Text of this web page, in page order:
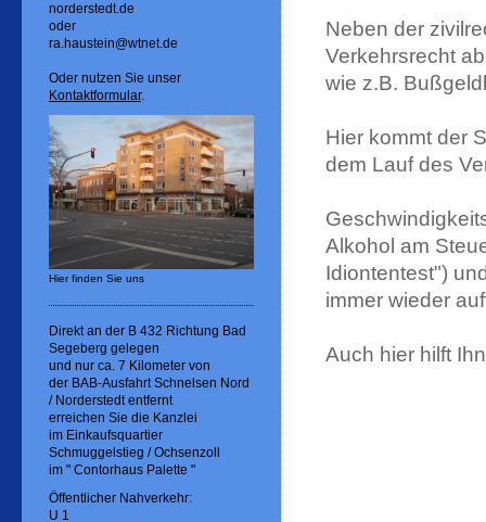
Neben der
Verkehrsrecht
wie z.B.
Hier kommt der
dem Lauf des
Alkohol am
Idiontentest")
immer wieder
Auch hier hilft
norderstedt.de
oder
ra.haustein@wtnet.de
Oder nutzen Sie unser
Kontaktformular.
Hier finden Sie uns
Direkt an der B 432 Richtung Bad
Segeberg gelegen
und nur ca. 7 Kilometer von
der BAB-Ausfahrt Schnelsen Nord
/ Norderstedt entfernt
erreichen Sie die Kanzlei
im Einkaufsquartier
Schmuggelstieg / Ochsenzoll
im " Contorhaus Palette "
Öffentlicher Nahverkehr:
U 1